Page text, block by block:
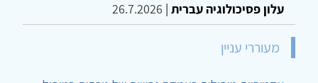
עלון פסיכולוגיה עברית |
26.7.2026
מעוררי עניין